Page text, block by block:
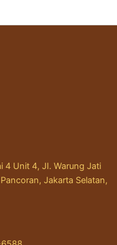
4 Unit 4, JI. Warung Jati
Jakarta Selatan,